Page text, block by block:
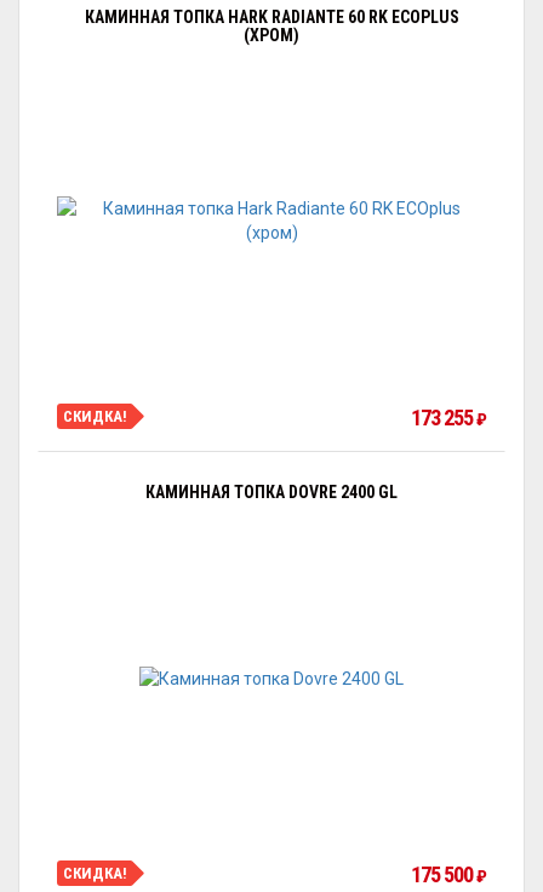
КАМИННАЯ ТОПКА HARK RADIANTE 60 RK ECOPLUS
(ХРОМ)
СКИДКА! 173 255₽
КАМИННАЯ ТОПКА DOVRE 2400 GL
СКИДКА! 175 500₽